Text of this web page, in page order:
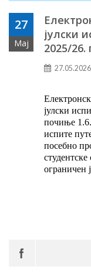
27
Мај
јулски
2025/26.
27.05.2026
јулски
почиње 1 .6
испите
посебно
ограничен